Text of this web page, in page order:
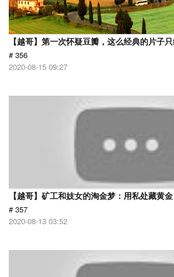
【越哥】第一次怀疑豆瓣，这么经典的片子
# 356
2020-08-15 09:27
【越哥】矿工和妓女的淘金梦：用私处藏黄
# 357
2020-08-13 03:52